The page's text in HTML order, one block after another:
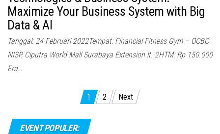
Maximize Your Business System with Big
Data & AI
Tanggal: 24 Februari 2022Tempat: Financial Fitness Gym – OCBC
NISP, Ciputra World Mall Surabaya Extension lt. 2HTM: Rp 150.000
Era…
pagination
1 2 Next
EVENT POPULER: